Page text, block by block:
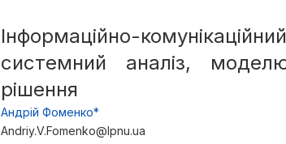
Інформаційно-
системний аналіз,
рішення
Андрій Фоменко*
Andriy.V.Fomenko@lpnu.ua